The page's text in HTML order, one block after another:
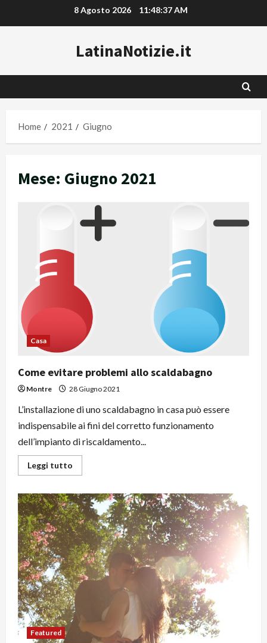
al
8 Agosto 2026 11:48:38 AM
LatinaNotizie.it
Home 2021 Giugno
Mese: Giugno 2021
Casa
Come evitare problemi allo scaldabagno
Montre 28 Giugno 2021
L’installazione di uno scaldabagno in casa può essere
indispensabile ai fini del corretto funzionamento
dell’impianto di riscaldamento...
Leggi tutto
di
Come
evitare
problemi
allo
scaldabagno
Featured